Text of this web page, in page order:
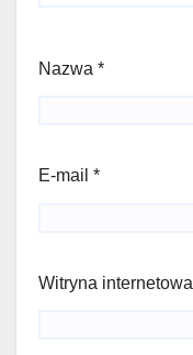
Nazwa *
E-mail *
Witryna internetowa